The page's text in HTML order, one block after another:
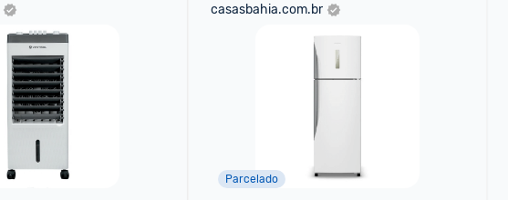
casasbahia.com.br
Parcelado